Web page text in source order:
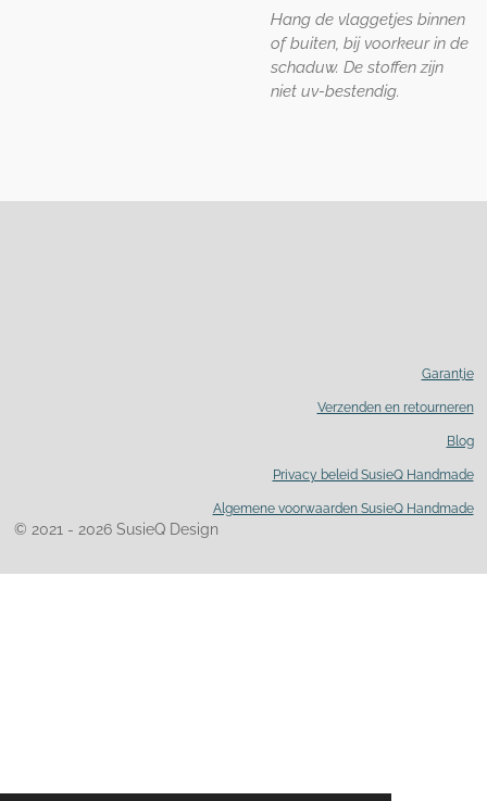
Hang de vlaggetjes binnen
of buiten, bij voorkeur in de
schaduw. De stoffen zijn
niet uv-bestendig.
Garantje
Verzenden en retourneren
Blog
Privacy beleid SusieQ Handmade
Algemene voorwaarden SusieQ Handmade
© 2021 - 2026 SusieQ Design